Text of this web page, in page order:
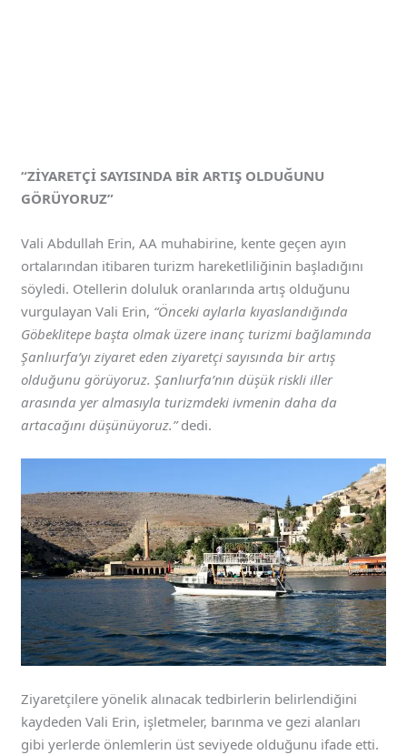
“ZİYARETÇİ SAYISINDA BİR ARTIŞ OLDUĞUNU
GÖRÜYORUZ”
Vali Abdullah Erin, AA muhabirine, kente geçen ayın
ortalarından itibaren turizm hareketliliğinin başladığını
söyledi. Otellerin doluluk oranlarında artış olduğunu
vurgulayan Vali Erin, “Önceki aylarla kıyaslandığında
Göbeklitepe başta olmak üzere inanç turizmi bağlamında
Şanlıurfa’yı ziyaret eden ziyaretçi sayısında bir artış
olduğunu görüyoruz. Şanlıurfa’nın düşük riskli iller
arasında yer almasıyla turizmdeki ivmenin daha da
artacağını düşünüyoruz.”dedi.
Ziyaretçilere yönelik alınacak tedbirlerin belirlendiğini
kaydeden Vali Erin, işletmeler, barınma ve gezi alanları
gibi yerlerde önlemlerin üst seviyede olduğunu ifade etti.